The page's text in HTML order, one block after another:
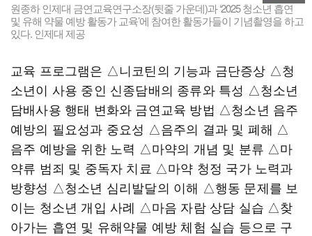
원종하 인제대 금연교육연구소장(뒷줄 가운데)과 ‘2025 청소년 흡연
및 유해 약물 예방 활동가 교육’에 참여한 활동가들이 기념촬영을 하고
있다. 인제대 제공
교육 프로그램은 △니코틴의 기능과 금단증상 △청
소년이 사용 중인 신종담배의 종류와 특성 △청소년
담배사용 행태 변화와 금연교육 방법 △청소년 음주
예방의 필요성과 중요성 △음주의 결과 및 폐해 △
음주 예방을 위한 노력 △마약의 개념 및 분류 △마
약류 범죄 및 중독자 치료 △마약 청정 국가 노력과
방향성 △청소년 심리발달의 이해 △행동 문제를 보
이는 청소년 개입 사례 △마음 자람 상담 실습 △찾
아가는 흡연 및 유해약물 예방 체험 실습 등으로 구